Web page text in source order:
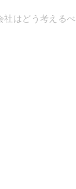
社はどう考える